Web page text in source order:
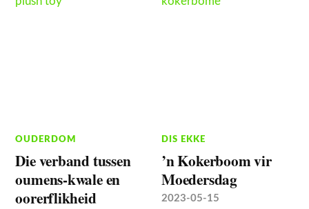
OUDERDOM
Die verband tussen
oumens-kwale en
oorerflikheid
DIS EKKE
’n Kokerboom vir
Moedersdag
2023-05-15